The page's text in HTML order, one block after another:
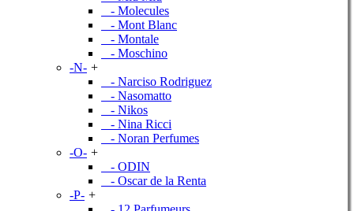
- Molecules
- Mont Blanc
- Montale
- Moschino
-N- +
- Narciso Rodriguez
- Nasomatto
- Nikos
- Nina Ricci
- Noran Perfumes
-O- +
- ODIN
- Oscar de la Renta
-P- +